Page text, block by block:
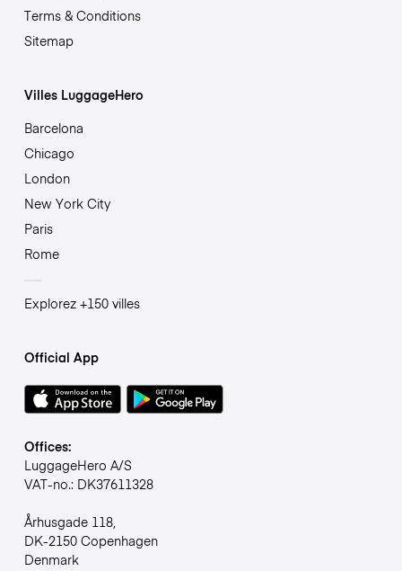
Terms & Conditions
Sitemap
Villes LuggageHero
Barcelona
Chicago
London
New York City
Paris
Rome
Explorez +150 villes
Official App
Offices:
LuggageHero A/S
VAT-no.: DK37611328
Århusgade 118,
DK-2150 Copenhagen
Denmark